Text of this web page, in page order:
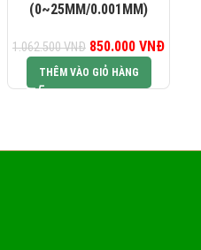
Giá hiện tại là:
900.000 VNĐ.
(0~25MM/0.001MM)
1.062.500VNĐ
Giá gốc là:
1.062.500 VNĐ.
850.000 VNĐ
THÊM VÀO GIỎ HÀNG